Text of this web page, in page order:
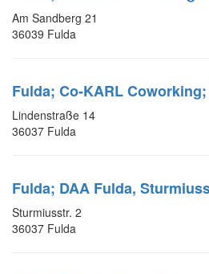
Am Sandberg 21
36039 Fulda
Fulda; Co-KARL
Lindenstraße 14
36037 Fulda
Fulda; DAA Fulda,
Sturmiusstr. 2
36037 Fulda